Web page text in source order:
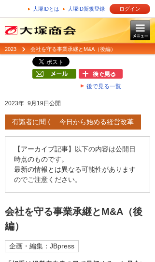
大塚IDとは 大塚ID新規登録 ログイン
2023 会社を守る事業承継とM&A（後編）
後で見る一覧
2023年 9月19日公開
有識者に聞く 今日から始める経営改革
【アーカイブ記事】以下の内容は公開日
時点のものです。
最新の情報とは異なる可能性があります
のでご注意ください。
会社を守る事業承継とM&A（後
編）
企画・編集：JBpress